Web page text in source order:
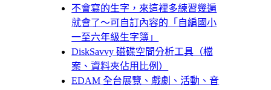
不會寫的生字，來這裡多練習幾遍
就會了～可自訂內容的「自編國小
一至六年級生字簿」
DiskSavvy 磁碟空間分析工具（檔
案、資料夾佔用比例）
EDAM 全台展覽、戲劇、活動、音